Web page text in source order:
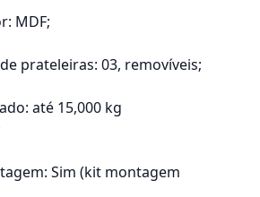
MDF;
prateleiras: 03, removíveis;
até 15,000 kg
Sim (kit montagem